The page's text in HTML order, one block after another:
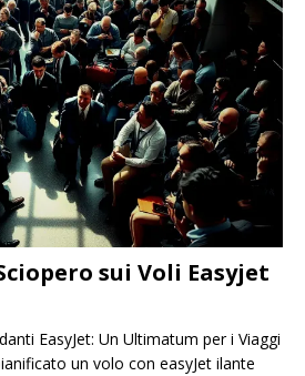
sui Voli Easyjet
EasyJet: Un Ultimatum per i Viaggi
un volo con easyJet ilante